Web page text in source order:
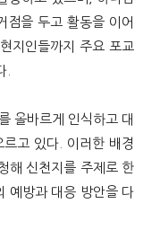
을 두고 활동을 이어
지인들까지 주요 포교
.
올바르게 인식하고 대
고 있다. 이러한 배경
해 신천지를 주제로 한
예방과 대응 방안을 다